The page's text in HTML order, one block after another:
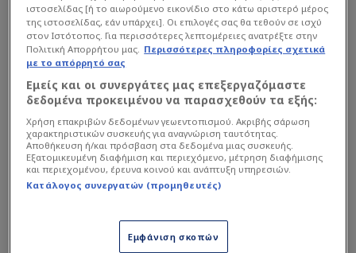
Διαβάστε επίσης...
Πρώτο μήνυμα Γιαμπουσέλε
μετά το deal με ΠΑΟ - Η
ατάκα για τον κόσμο
"Βέτο" Ομπράντοβιτς σε
Γιαννακόπουλο, "έκοψε"
κορυφαίο όνομα από τον
ΠΑΟ!
Η σύνδεση με Σλούκα
Σε αυτό ο ισχυρός άνδρας του Τριφυλλιού
ιστοσελίδας [ή το αιωρούμενο εικονίδιο στο κάτω αριστερό μέρος
της ιστοσελίδας, εάν υπάρχει]. Οι επιλογές σας θα τεθούν σε ισχύ
στον Ιστότοπος. Για περισσότερες λεπτομέρειες ανατρέξτε στην
Πολιτική Απορρήτου μας. Περισσότερες πληροφορίες σχετικά
με το απόρρητό σας
Εμείς και οι συνεργάτες μας επεξεργαζόμαστε
δεδομένα προκειμένου να παρασχεθούν τα εξής:
Χρήση επακριβών δεδομένων γεωεντοπισμού. Ακριβής σάρωση
χαρακτηριστικών συσκευής για αναγνώριση ταυτότητας.
Αποθήκευση ή/και πρόσβαση στα δεδομένα μιας συσκευής.
Εξατομικευμένη διαφήμιση και περιεχόμενο, μέτρηση διαφήμισης
και περιεχομένου, έρευνα κοινού και ανάπτυξη υπηρεσιών.
Κατάλογος συνεργατών (προμηθευτές)
Εμφάνιση σκοπών